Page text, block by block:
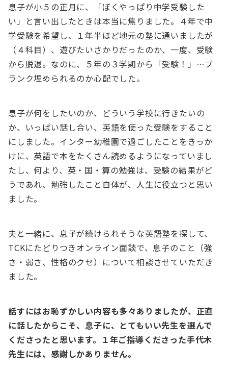
息子が小５の正月に、「ぼくやっぱり中学受験した
い」と言い出したときは本当に焦りました。４年で中
学受験を希望し、１年半ほど地元の塾に通いましたが
（４科目）、遊びたいさかりだったのか、一度、受験
から脱退。なのに、５年の３学期から「受験！」…ブ
ランク埋められるのか心配でした。
息子が何をしたいのか、どういう学校に行きたいの
か、いっぱい話し合い、英語を使った受験をすること
にしました。インター幼稚園で過ごしたことをきっか
けに、英語で本をたくさん読めるようになっていまし
たし、何より、英・国・算の勉強は、受験の結果がど
うであれ、勉強したこと自体が、人生に役立つと思い
ました。
夫と一緒に、息子が続けられそうな英語塾を探して、
TCKにたどりつきオンライン面談で、息子のこと（強
さ・弱さ、性格のクセ）について相談させていただき
ました。
話すにはお恥ずかしい内容も多々ありましたが、正直
に話したからこそ、息子に、とてもいい先生を選んで
くださったと思います。１年ご指導くださった手代木
先生には、感謝しかありません。